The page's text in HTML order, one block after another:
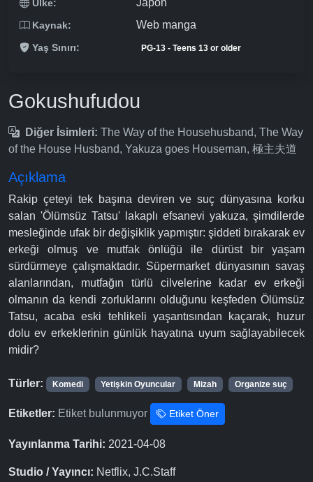
Ülke:
Japon
Kaynak: Web manga
Yaş Sınırı: PG-13 - Teens 13 or older
Gokushufudou
Diğer İsimleri: The Way of the Househusband, The Way
of the House Husband, Yakuza goes Houseman, 極主夫道
Açıklama
Rakip çeteyi tek başına deviren ve suç dünyasına korku
salan 'Ölümsüz Tatsu' lakaplı efsanevi yakuza, şimdilerde
mesleğinde ufak bir değişiklik yapmıştır: şiddeti bırakarak ev
erkeği olmuş ve mutfak önlüğü ile dürüst bir yaşam
sürdürmeye çalışmaktadır. Süpermarket dünyasının savaş
alanlarından, mutfağın türlü cilvelerine kadar ev erkeği
olmanın da kendi zorluklarını olduğunu keşfeden Ölümsüz
Tatsu, acaba eski tehlikeli yaşantısından kaçarak, huzur
dolu ev erkeklerinin günlük hayatına uyum sağlayabilecek
midir?
Türler: Komedi Yetişkin Oyuncular Mizah Organize suç
Etiketler: Etiket bulunmuyor Etiket Öner
Yayınlanma Tarihi: 2021-04-08
Studio / Yayıncı: Netflix, J.C.Staff